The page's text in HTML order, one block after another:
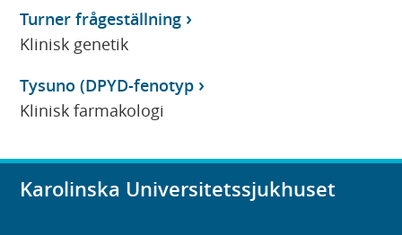
Turner frågeställning
Klinisk genetik
Tysuno (DPYD-fenotyp
Klinisk farmakologi
Karolinska Universitetssjukhuset